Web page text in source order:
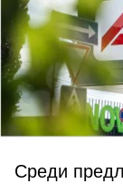
Среди